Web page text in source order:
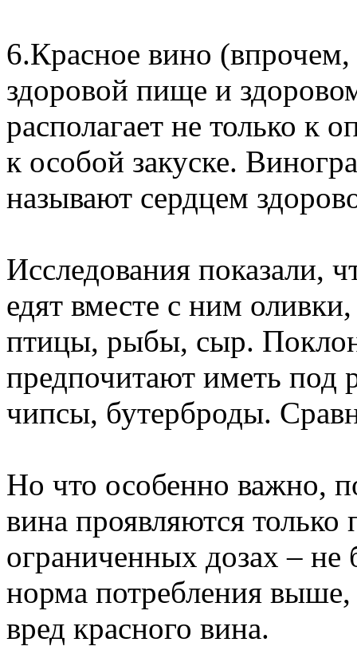
6.Красное вино (впрочем,
здоровой пище и
располагает не только к
к особой закуске.
называют сердцем
Исследования показали,
едят вместе с ним
птицы, рыбы, сыр.
предпочитают иметь под
чипсы, бутерброды.
Но что особенно важно,
вина проявляются только
ограниченных дозах – не
норма потребления выше,
вред красного вина.